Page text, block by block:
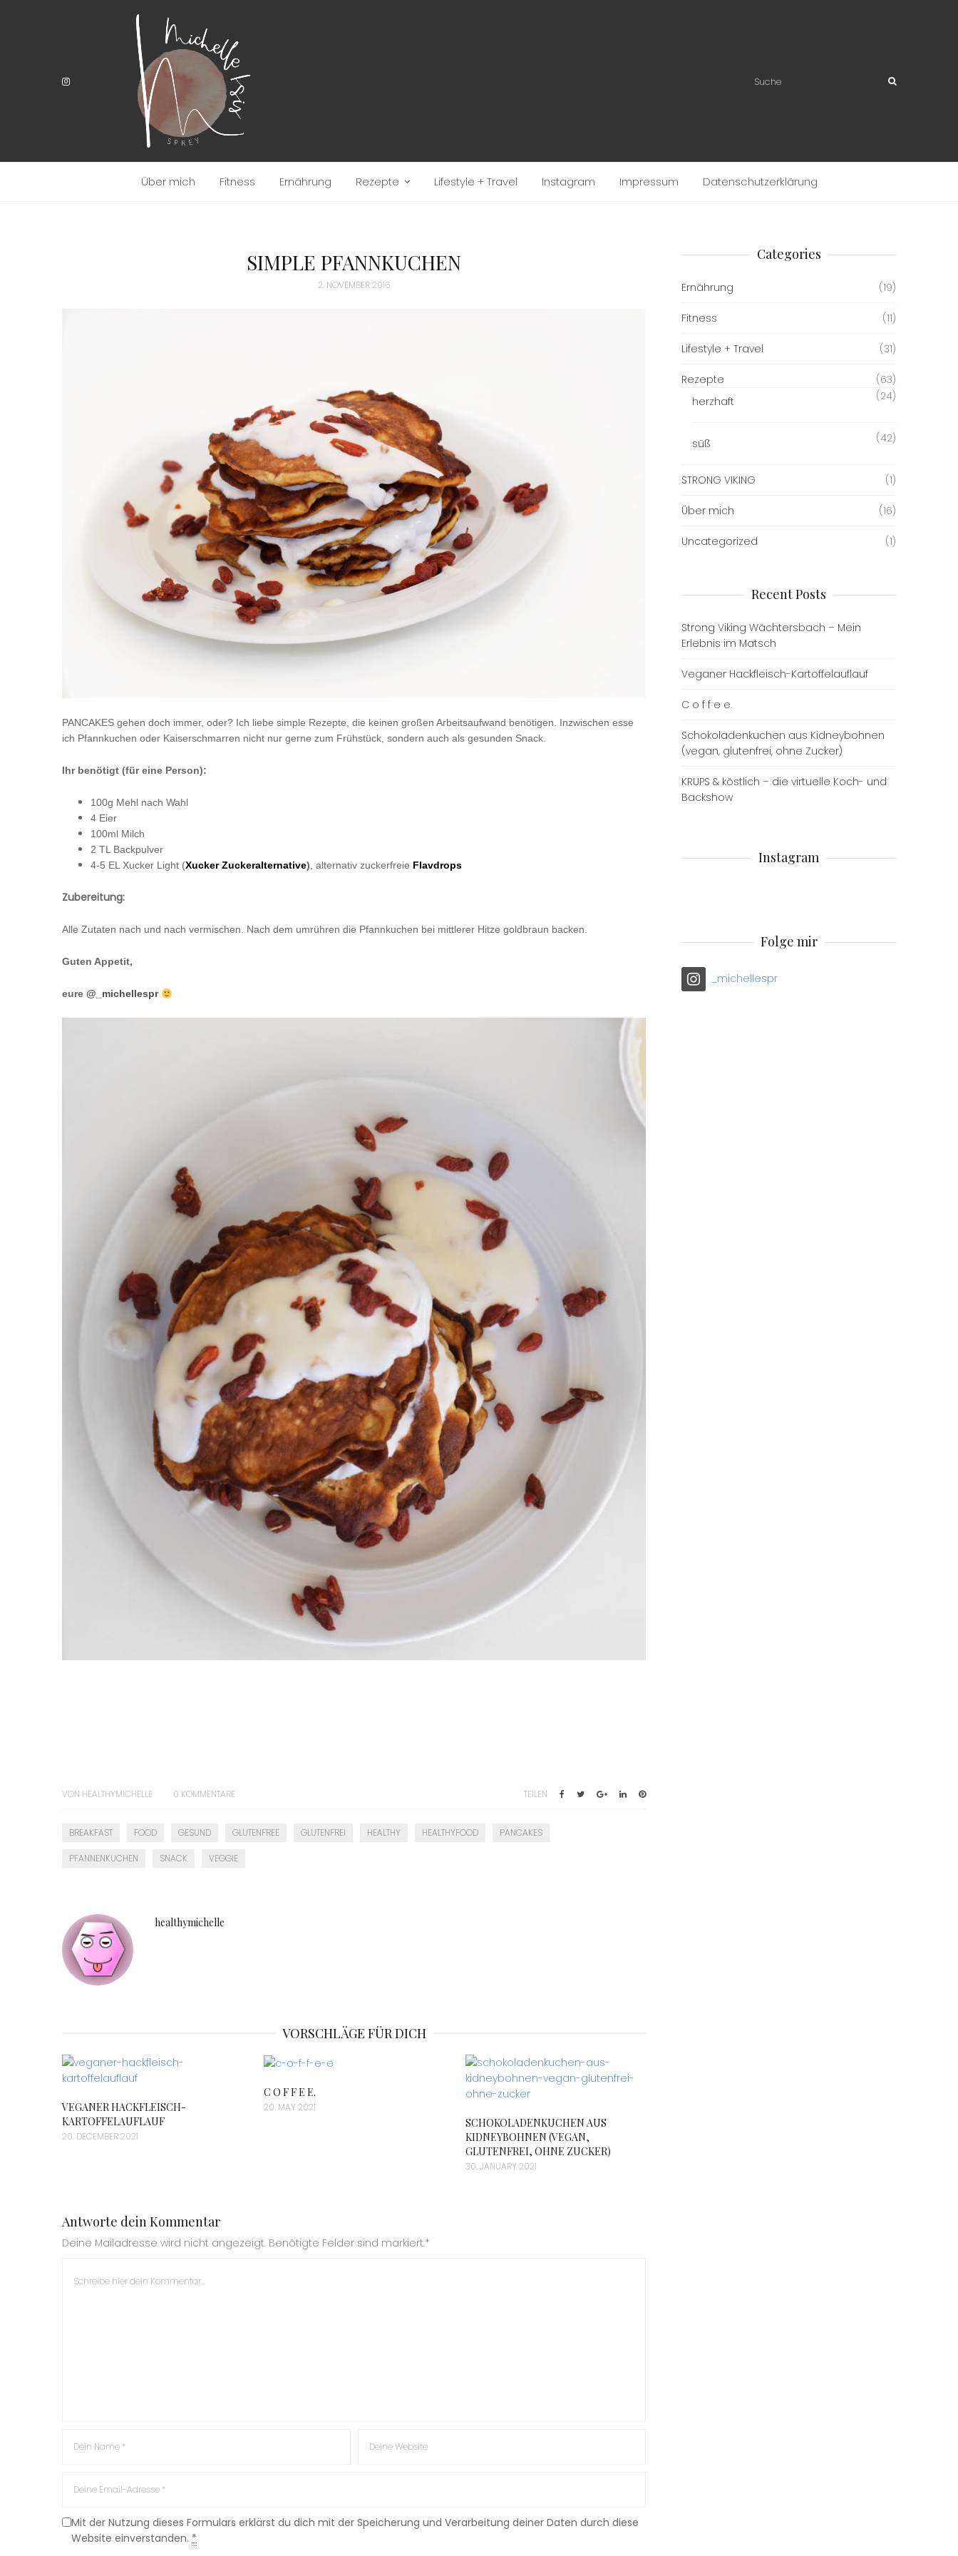
Über mich Fitness Ernährung Rezepte Lifestyle + Travel Instagram Impressum Datenschutzerklärung
SIMPLE PFANNKUCHEN
2. NOVEMBER 2016
PANCAKES gehen doch immer, oder? Ich liebe simple Rezepte, die keinen großen Arbeitsaufwand benötigen. Inzwischen esse
ich Pfannkuchen oder Kaiserschmarren nicht nur gerne zum Frühstück, sondern auch als gesunden Snack.
Ihr benötigt (für eine Person):
100g Mehl nach Wahl
4 Eier
100ml Milch
2 TL Backpulver
4-5 EL Xucker Light (Xucker Zuckeralternative), alternativ zuckerfreie Flavdrops
Zubereitung:
Alle Zutaten nach und nach vermischen. Nach dem umrühren die Pfannkuchen bei mittlerer Hitze goldbraun backen.
Guten Appetit,
eure @_michellespr
VON HEALTHYMICHELLE 0 KOMMENTARE TEILEN
BREAKFAST FOOD GESUND GLUTENFREE GLUTENFREI HEALTHY HEALTHYFOOD PANCAKES
PFANNENKUCHEN SNACK VEGGIE
healthymichelle
VORSCHLÄGE FÜR DICH
VEGANER HACKFLEISCH-
KARTOFFELAUFLAUF
20. DECEMBER 2021
C O F F E E.
20. MAY 2021
SCHOKOLADENKUCHEN AUS
KIDNEYBOHNEN (VEGAN,
GLUTENFREI, OHNE ZUCKER)
30. JANUARY 2021
Antworte dein Kommentar
Deine Mailadresse wird nicht angezeigt. Benötigte Felder sind markiert.*
Mit der Nutzung dieses Formulars erklärst du dich mit der Speicherung und Verarbeitung deiner Daten durch diese
Website einverstanden. *
Categories
Ernährung (19)
Fitness (11)
Lifestyle + Travel (31)
Rezepte
(63)
herzhaft
(24)
süß (42)
STRONG VIKING (1)
Über mich (16)
Uncategorized (1)
Recent Posts
Strong Viking Wächtersbach – Mein
Erlebnis im Matsch
Veganer Hackfleisch-Kartoffelauflauf
C o f f e e.
Schokoladenkuchen aus Kidneybohnen
(vegan, glutenfrei, ohne Zucker)
KRUPS & köstlich – die virtuelle Koch- und
Backshow
Instagram
Folge mir
_michellespr